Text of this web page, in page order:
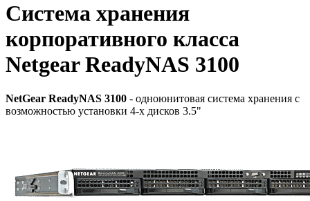
Система хранения
корпоративного класса
Netgear ReadyNAS 3100
NetGear ReadyNAS 3100 - одноюнитовая система хранения с
возможностью установки 4-х дисков 3.5"